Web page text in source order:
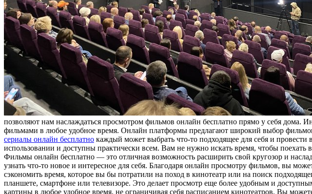
позволяют нам наслаждаться просмотром фильмов онлайн бесплатно прямо у себя дома.
фильмами в любое удобное время. Онлайн платформы предлагают широкий выбор
сериалы онлайн бесплатно каждый может выбрать что-то подходящее для себя и
использовании и доступны практически всем. Вам не нужно искать время, чтобы
Фильмы онлайн бесплатно — это отличная возможность расширить свой кругозор и
узнать что-то новое и интересное для себя. Благодаря онлайн просмотру фильмов, вы
сэкономить время, которое вы бы потратили на поход в кинотеатр или на поиск
планшете, смартфоне или телевизоре. Это делает просмотр еще более удобным и
картины в любое удобное время, не ограничивая себя расписанием кинотеатров. Вы